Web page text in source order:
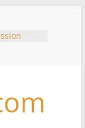
ce lundi